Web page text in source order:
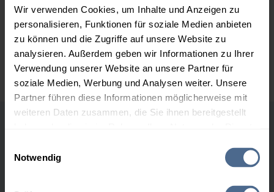
Wir verwenden Cookies, um Inhalte und Anzeigen zu
personalisieren, Funktionen für soziale Medien anbieten
zu können und die Zugriffe auf unsere Website zu
analysieren. Außerdem geben wir Informationen zu Ihrer
Verwendung unserer Website an unsere Partner für
soziale Medien, Werbung und Analysen weiter. Unsere
Partner führen diese Informationen möglicherweise mit
weiteren Daten zusammen, die Sie ihnen bereitgestellt
Notwendig
5.000 Liter
151,69 €
151,69 €
0,00 €
Preise für Heizöl in Standardqualität nach Ö-Norm C 1109 in € / 100
Liter inkl. MwSt. und Lieferung bei einer Lieferstelle.
Heizölpreise in Münzbach